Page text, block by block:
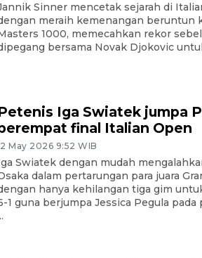
Sinner mencetak sejarah di
meraih kemenangan beruntun
1000, memecahkan rekor
bersama Novak Djokovic
Iga Swiatek jumpa
final Italian Open
May 2026 9:52 WIB
Swiatek dengan mudah
dalam pertarungan para juara
hanya kehilangan tiga gim
1 guna berjumpa Jessica Pegula pada